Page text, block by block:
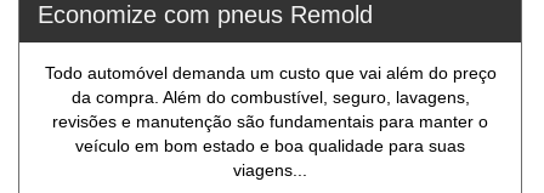
Economize com pneus Remold
Todo automóvel demanda um custo que vai além do preço
da compra. Além do combustível, seguro, lavagens,
revisões e manutenção são fundamentais para manter o
veículo em bom estado e boa qualidade para suas
viagens...